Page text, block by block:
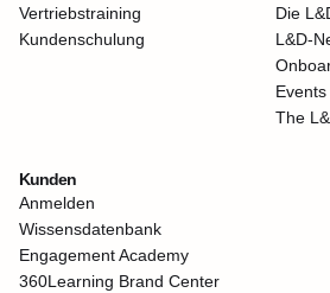
Vertriebstraining
Kundenschulung
Die
L&D-
Events
The
Kunden
Anmelden
Wissensdatenbank
Engagement Academy
360Learning Brand Center